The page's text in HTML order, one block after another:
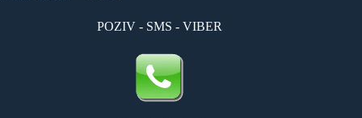
POZIV - SMS - VIBER